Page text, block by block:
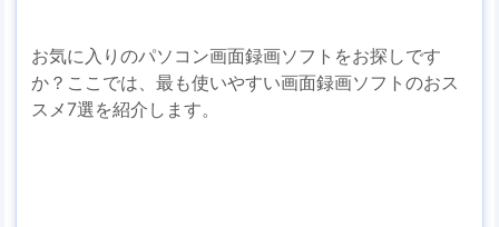
お気に入りのパソコン画面録画ソフトをお探しです
か？ここでは、最も使いやすい画面録画ソフトのおス
スメ7選を紹介します。